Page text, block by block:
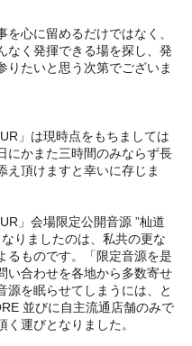
心に留めるだけではなく、
なく発揮できる場を探し、発
りたいと思う次第でございま
」は現時点をもちましては
にかまた三時間のみならず長
え頂けますと幸いに存じま
」会場限定公開音源 ”杣道
りましたのは、私共の更な
るものです。「限定音源を是
い合わせを各地から多数寄せ
源を眠らせてしまうには、と
並びに自主流通店舗のみで
運びとなりました。